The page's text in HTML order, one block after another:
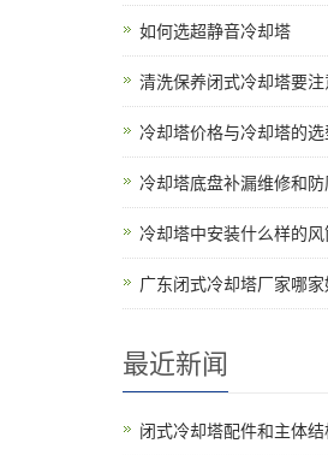
如何选超静音冷却塔
清洗保养闭式冷却塔要
冷却塔价格与冷却塔的
冷却塔底盘补漏维修和
冷却塔中安装什么样的
广东闭式冷却塔厂家哪
最近新闻
闭式冷却塔配件和主体